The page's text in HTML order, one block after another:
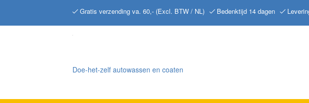
Gratis verzending va. 60,- (Excl. BTW / NL) Bedenktijd 14 dagen
Doe-het-zelf autowassen en coaten